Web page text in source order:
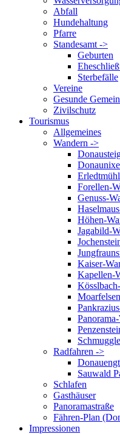
Abfall
Hundehaltung
Pfarre
Standesamt ->
Geburten
Sterbefälle
Vereine
Gesunde
Zivilschutz
Tourismus
Allgemeines
Wandern ->
Forellen-
Genuss-
Höhen-
Jagabild-
Kaiser-
Kapellen-
Radfahren ->
Sauwald
Schlafen
Gasthäuser
Panoramastraße
Fähren-Plan
Impressionen